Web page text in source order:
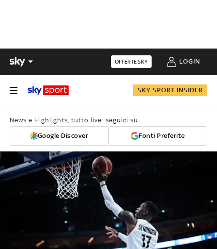
OFFERTE SKY LOGIN
SKY SPORT INSIDER
News e Highlights, tutto live: seguici su
Google Discover Fonti Preferite